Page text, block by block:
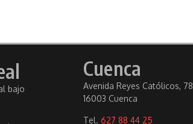
bajo
Cuenca
Avenida Reyes Católicos, 78
16003 Cuenca
Tel. 627 88 44 25